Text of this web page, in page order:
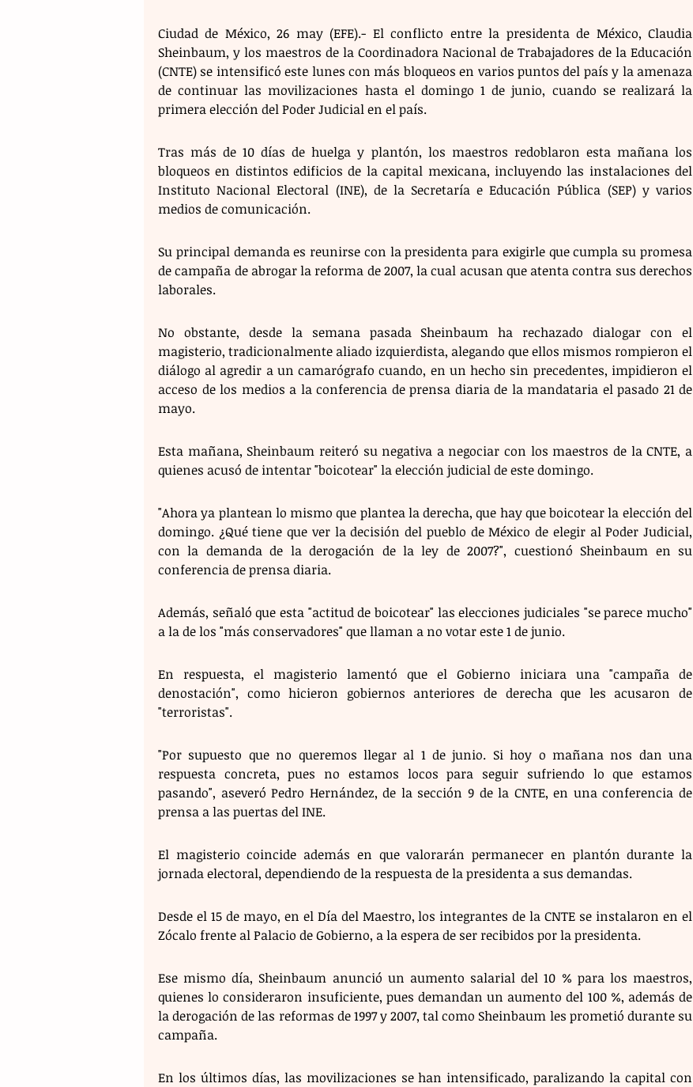
Ciudad de México, 26 may (EFE).- El conflicto entre la presidenta de México, Claudia
Sheinbaum, y los maestros de la Coordinadora Nacional de Trabajadores de la Educación
(CNTE) se intensificó este lunes con más bloqueos en varios puntos del país y la amenaza
de continuar las movilizaciones hasta el domingo 1 de junio, cuando se realizará la
primera elección del Poder Judicial en el país.
Tras más de 10 días de huelga y plantón, los maestros redoblaron esta mañana los
bloqueos en distintos edificios de la capital mexicana, incluyendo las instalaciones del
Instituto Nacional Electoral (INE), de la Secretaría e Educación Pública (SEP) y varios
medios de comunicación.
Su principal demanda es reunirse con la presidenta para exigirle que cumpla su promesa
de campaña de abrogar la reforma de 2007, la cual acusan que atenta contra sus derechos
laborales.
No obstante, desde la semana pasada Sheinbaum ha rechazado dialogar con el
magisterio, tradicionalmente aliado izquierdista, alegando que ellos mismos rompieron el
diálogo al agredir a un camarógrafo cuando, en un hecho sin precedentes, impidieron el
acceso de los medios a la conferencia de prensa diaria de la mandataria el pasado 21 de
mayo.
Esta mañana, Sheinbaum reiteró su negativa a negociar con los maestros de la CNTE, a
quienes acusó de intentar "boicotear" la elección judicial de este domingo.
"Ahora ya plantean lo mismo que plantea la derecha, que hay que boicotear la elección del
domingo. ¿Qué tiene que ver la decisión del pueblo de México de elegir al Poder Judicial,
con la demanda de la derogación de la ley de 2007?", cuestionó Sheinbaum en su
conferencia de prensa diaria.
Además, señaló que esta "actitud de boicotear" las elecciones judiciales "se parece mucho"
a la de los "más conservadores" que llaman a no votar este 1 de junio.
En respuesta, el magisterio lamentó que el Gobierno iniciara una "campaña de
denostación", como hicieron gobiernos anteriores de derecha que les acusaron de
"terroristas".
"Por supuesto que no queremos llegar al 1 de junio. Si hoy o mañana nos dan una
respuesta concreta, pues no estamos locos para seguir sufriendo lo que estamos
pasando", aseveró Pedro Hernández, de la sección 9 de la CNTE, en una conferencia de
prensa a las puertas del INE.
El magisterio coincide además en que valorarán permanecer en plantón durante la
jornada electoral, dependiendo de la respuesta de la presidenta a sus demandas.
Desde el 15 de mayo, en el Día del Maestro, los integrantes de la CNTE se instalaron en el
Zócalo frente al Palacio de Gobierno, a la espera de ser recibidos por la presidenta.
Ese mismo día, Sheinbaum anunció un aumento salarial del 10 % para los maestros,
quienes lo consideraron insuficiente, pues demandan un aumento del 100 %, además de
la derogación de las reformas de 1997 y 2007, tal como Sheinbaum les prometió durante su
campaña.
En los últimos días, las movilizaciones se han intensificado, paralizando la capital con